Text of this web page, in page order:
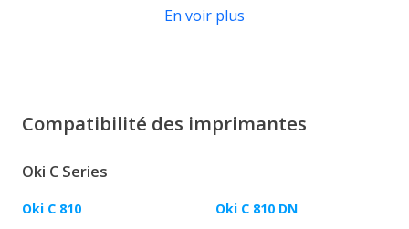
En voir plus
Compatibilité des imprimantes
Oki C Series
Oki C 810 Oki C 810 DN